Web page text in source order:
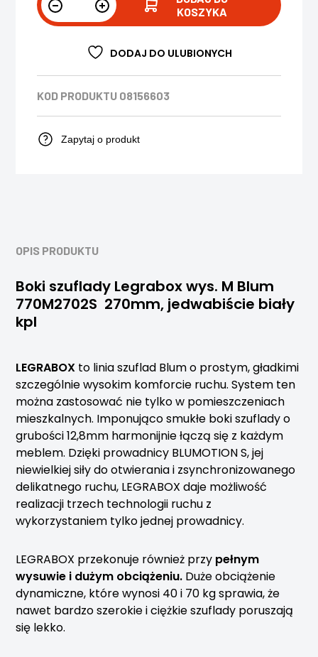
KOSZYKA
DODAJ DO ULUBIONYCH
KOD PRODUKTU 08156603
Zapytaj o produkt
OPIS PRODUKTU
Boki szuflady Legrabox wys. M Blum
770M2702S 270mm, jedwabiście biały
kpl
LEGRABOX to linia szuflad Blum o prostym, gładkimi
szczególnie wysokim komforcie ruchu. System ten
można zastosować nie tylko w pomieszczeniach
mieszkalnych. Imponująco smukłe boki szuflady o
grubości 12,8mm harmonijnie łączą się z każdym
meblem. Dzięki prowadnicy BLUMOTION S, jej
niewielkiej siły do otwierania i zsynchronizowanego
delikatnego ruchu, LEGRABOX daje możliwość
realizacji trzech technologii ruchu z
wykorzystaniem tylko jednej prowadnicy.
LEGRABOX przekonuje również przy pełnym
wysuwie i dużym obciążeniu. Duże obciążenie
dynamiczne, które wynosi 40 i 70 kg sprawia, że
nawet bardzo szerokie i ciężkie szuflady poruszają
się lekko.